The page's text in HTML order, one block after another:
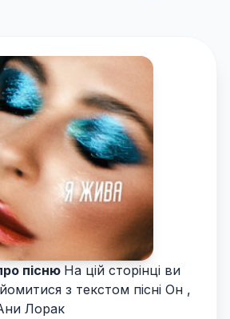
пісню На цій сторінці ви
з текстом пісні Он ,
Лорак